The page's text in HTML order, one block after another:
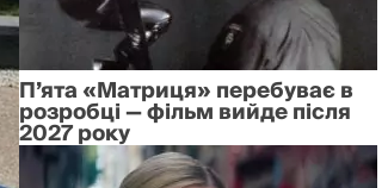
П’ята «Матриця» перебуває в
розробці — фільм вийде після
2027 року